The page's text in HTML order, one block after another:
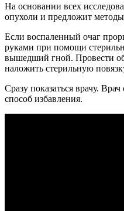
На основании всех
опухоли и предложит
Если воспаленный очаг
руками при помощи
вышедший гной. Провести
наложить стерильную
Сразу показаться врачу.
способ избавления.